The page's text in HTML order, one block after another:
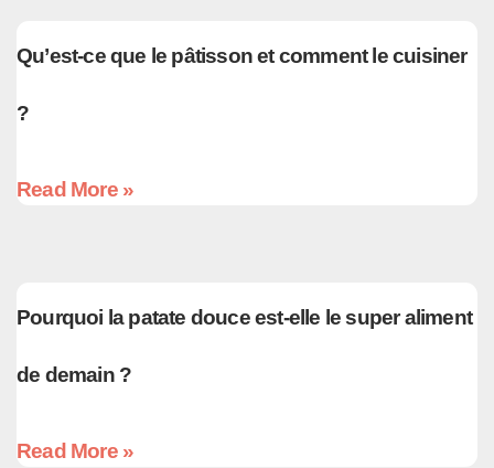
Qu’est-ce que le pâtisson et comment le cuisiner
?
Read More »
Pourquoi la patate douce est-elle le super aliment
de demain ?
Read More »